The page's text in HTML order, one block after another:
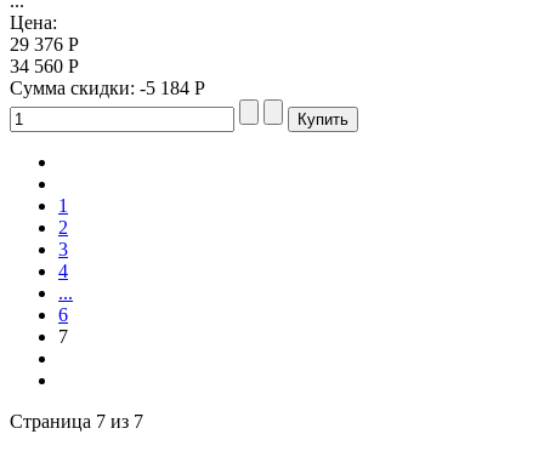
Цена:
29 376 Р
34 560 Р
Сумма скидки: -5 184 Р
1
2
3
4
...
6
7
Страница 7 из 7